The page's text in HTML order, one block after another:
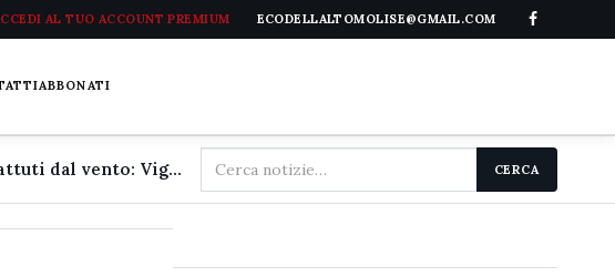
AL TUO ACCOUNT PREMIUM ECODELLALTOMOLISE@GMAIL.COM
ABBONATI
Tromba d'aria nella valle del Volturno, decine di alberi abbattuti dal vento: Vigili del fuoco ripristinano lo stato dei luoghi
Cerca
nel
CERCA